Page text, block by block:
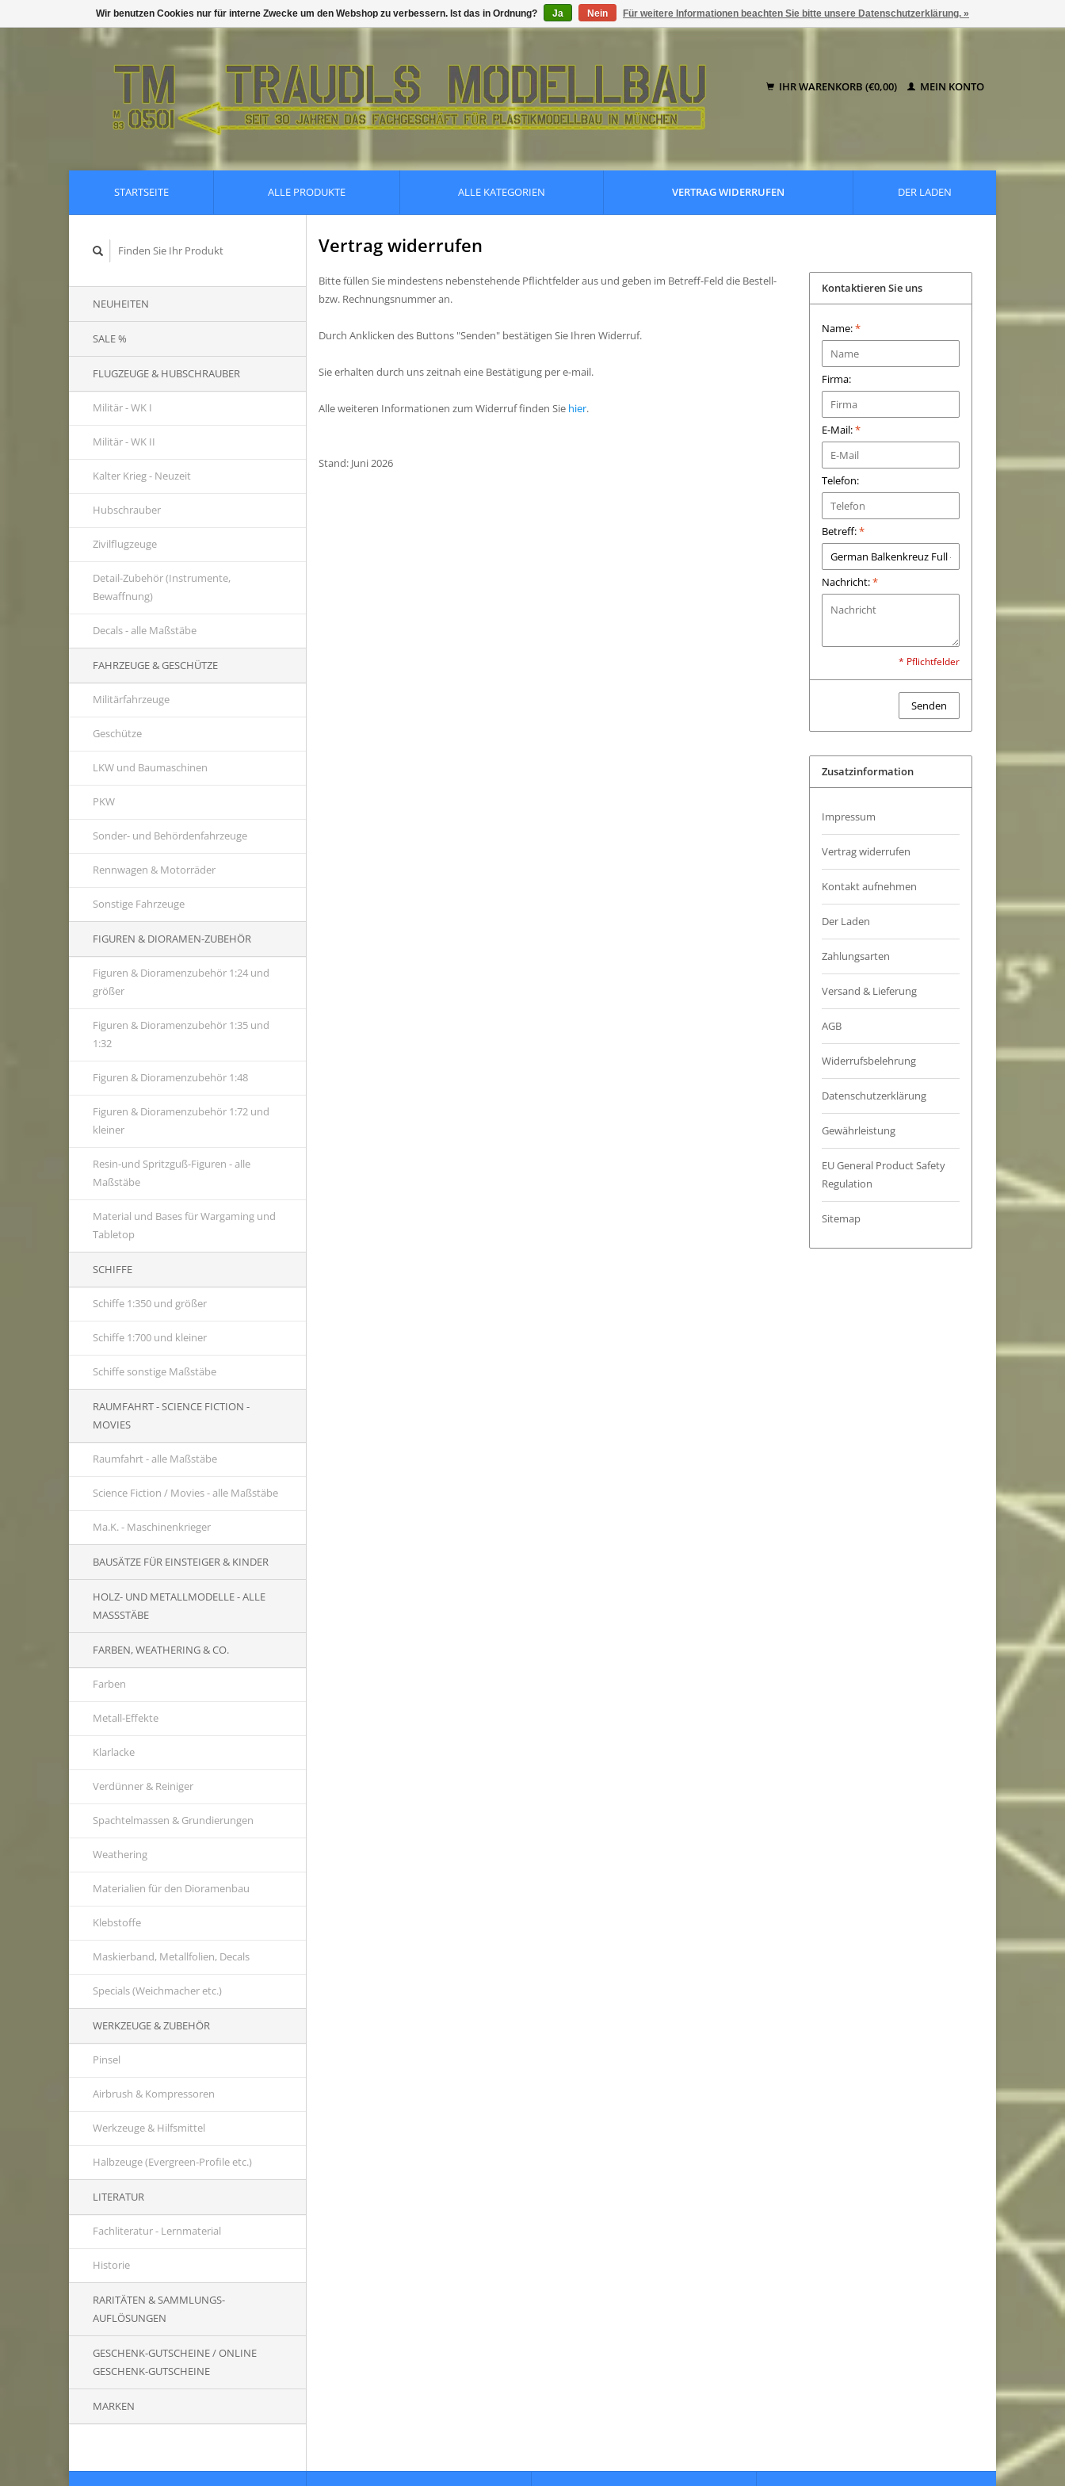
IHR WARENKORB (€0,00) MEIN KONTO
STARTSEITE ALLE PRODUKTE ALLE KATEGORIEN VERTRAG WIDERRUFEN DER LADEN
NEUHEITEN
SALE %
FLUGZEUGE & HUBSCHRAUBER
Militär - WK I
Militär - WK II
Kalter Krieg - Neuzeit
Hubschrauber
Zivilflugzeuge
Detail-Zubehör (Instrumente,
Bewaffnung)
Decals - alle Maßstäbe
FAHRZEUGE & GESCHÜTZE
Militärfahrzeuge
Geschütze
LKW und Baumaschinen
PKW
Sonder- und Behördenfahrzeuge
Rennwagen & Motorräder
Sonstige Fahrzeuge
FIGUREN & DIORAMEN-ZUBEHÖR
Figuren & Dioramenzubehör 1:24 und
größer
Figuren & Dioramenzubehör 1:35 und
1:32
Figuren & Dioramenzubehör 1:48
Figuren & Dioramenzubehör 1:72 und
kleiner
Resin-und Spritzguß-Figuren - alle
Maßstäbe
Material und Bases für Wargaming und
Tabletop
SCHIFFE
Schiffe 1:350 und größer
Schiffe 1:700 und kleiner
Schiffe sonstige Maßstäbe
RAUMFAHRT - SCIENCE FICTION -
MOVIES
Raumfahrt - alle Maßstäbe
Science Fiction / Movies - alle Maßstäbe
Ma.K. - Maschinenkrieger
BAUSÄTZE FÜR EINSTEIGER & KINDER
HOLZ- UND METALLMODELLE - ALLE
MASSSTÄBE
FARBEN, WEATHERING & CO.
Farben
Metall-Effekte
Klarlacke
Verdünner & Reiniger
Spachtelmassen & Grundierungen
Weathering
Materialien für den Dioramenbau
Klebstoffe
Maskierband, Metallfolien, Decals
Specials (Weichmacher etc.)
WERKZEUGE & ZUBEHÖR
Pinsel
Airbrush & Kompressoren
Werkzeuge & Hilfsmittel
Halbzeuge (Evergreen-Profile etc.)
LITERATUR
Fachliteratur - Lernmaterial
Historie
RARITÄTEN & SAMMLUNGS-
AUFLÖSUNGEN
GESCHENK-GUTSCHEINE / ONLINE
GESCHENK-GUTSCHEINE
MARKEN
Vertrag widerrufen
Bitte füllen Sie mindestens nebenstehende Pflichtfelder aus und geben im Betreff-Feld die Bestell-
bzw. Rechnungsnummer an.
Durch Anklicken des Buttons "Senden" bestätigen Sie Ihren Widerruf.
Sie erhalten durch uns zeitnah eine Bestätigung per e-mail.
Alle weiteren Informationen zum Widerruf finden Sie hier.
Stand: Juni 2026
Kontaktieren Sie uns
Name:*
Firma:
E-Mail:*
Telefon:
Betreff:*
Nachricht:*
* Pflichtfelder
Senden
Zusatzinformation
Impressum
Vertrag widerrufen
Kontakt aufnehmen
Der Laden
Zahlungsarten
Versand & Lieferung
AGB
Widerrufsbelehrung
Datenschutzerklärung
Gewährleistung
EU General Product Safety
Regulation
Sitemap
Wir benutzen Cookies nur für interne Zwecke um den Webshop zu verbessern. Ist das in Ordnung? Ja Nein Für weitere Informationen beachten Sie bitte unsere Datenschutzerklärung. »